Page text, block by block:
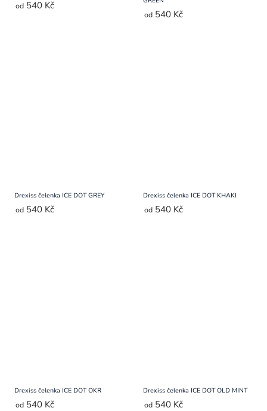
od 540 Kč
od 540 Kč
Drexiss čelenka ICE DOT GREY
od 540 Kč
Drexiss čelenka ICE DOT KHAKI
od 540 Kč
Drexiss čelenka ICE DOT OKR
od 540 Kč
Drexiss čelenka ICE DOT OLD MINT
od 540 Kč